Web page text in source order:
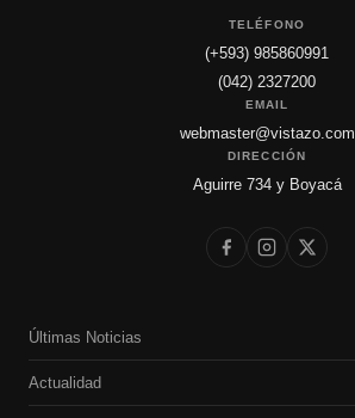
TELÉFONO
(+593) 985860991
(042) 2327200
EMAIL
webmaster@vistazo.com
DIRECCIÓN
Aguirre 734 y Boyacá
Últimas Noticias
Actualidad